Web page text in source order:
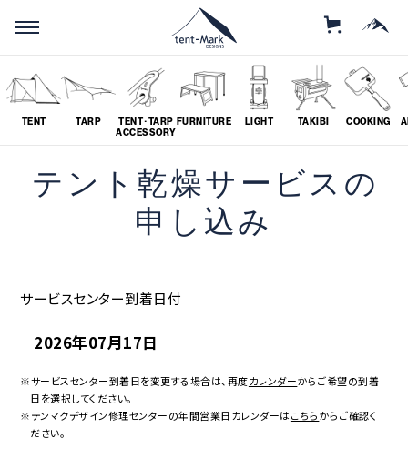
STORE MOUNTAIN
TENT TARP
TENT･TARP
ACCESSORY
FURNITURE LIGHT TAKIBI COOKING
SEARCH
# SOLO
ツーリング
コラボレーション
# COLLABORATION
粋
テント乾燥サービスの
申し込み
サービスセンター到着日付
2026年07月17日
※サービスセンター到着日を変更する場合は、再度カレンダーからご希望の到着
日を選択してください。
※テンマクデザイン修理センターの年間営業日カレンダーはこちらからご確認く
ださい。